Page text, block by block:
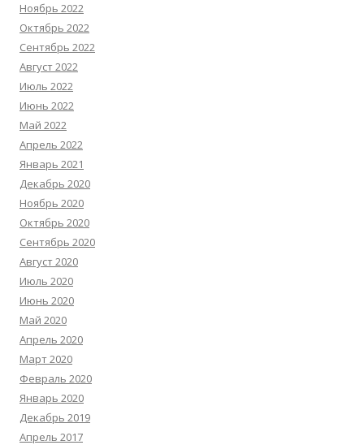
Ноябрь 2022
Октябрь 2022
Сентябрь 2022
Август 2022
Июль 2022
Июнь 2022
Май 2022
Апрель 2022
Январь 2021
Декабрь 2020
Ноябрь 2020
Октябрь 2020
Сентябрь 2020
Август 2020
Июль 2020
Июнь 2020
Май 2020
Апрель 2020
Март 2020
Февраль 2020
Январь 2020
Декабрь 2019
Апрель 2017